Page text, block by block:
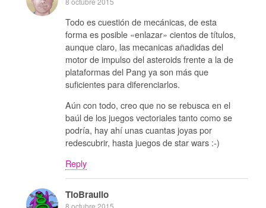
Todo es cuestión de mecánicas, de esta
forma es posible «enlazar» cientos de títulos,
aunque claro, las mecanicas añadidas del
motor de impulso del asteroids frente a la de
plataformas del Pang ya son más que
suficientes para diferenciarlos.
Aún con todo, creo que no se rebusca en el
baúl de los juegos vectoriales tanto como se
podría, hay ahí unas cuantas joyas por
redescubrir, hasta juegos de star wars :-)
Reply
TioBraulio
8 octubre 2015